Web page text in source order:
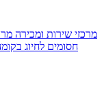
מרכזי שירות ומכירה
חסומים לחיוג